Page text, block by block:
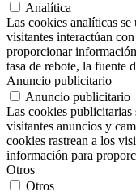
Analítica
Las cookies analíticas
visitantes interactúan
proporcionar
tasa de rebote, la fuente
Anuncio publicitario
Anuncio publicitario
Las cookies
visitantes anuncios y
cookies rastrean a los
información para
Otros
Otros